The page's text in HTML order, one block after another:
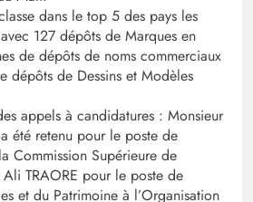
dans le top 5 des pays les
127 dépôts de Marques en
de dépôts de noms commerciaux
dépôts de Dessins et Modèles
appels à candidatures : Monsieur
été retenu pour le poste de
Commission Supérieure de
TRAORE pour le poste de
et du Patrimoine à l’Organisation